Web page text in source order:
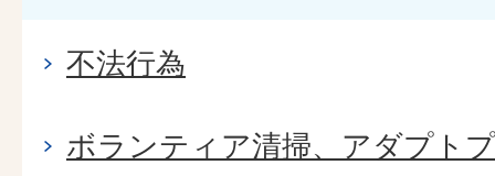
不法行為
ボランティア清掃、アダプト